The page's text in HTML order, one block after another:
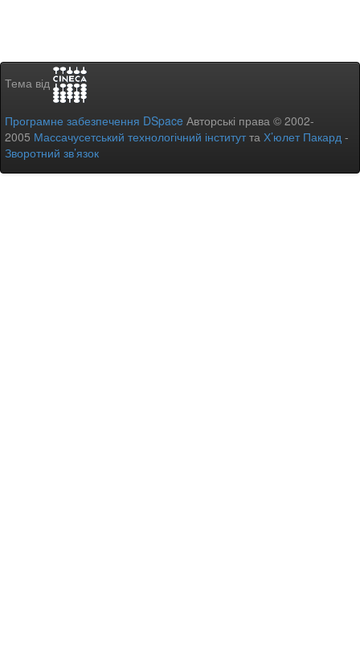
Тема від
Програмне забезпечення DSpace Авторські права © 2002-
2005 Массачусетський технологічний інститутта Х’юлет Пакард -
Зворотний зв’язок